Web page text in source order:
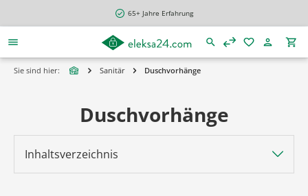
65+ Jahre Erfahrung
Sie sind hier: Sanitär Duschvorhänge
Inhaltsverzeichnis
Duschvorhänge